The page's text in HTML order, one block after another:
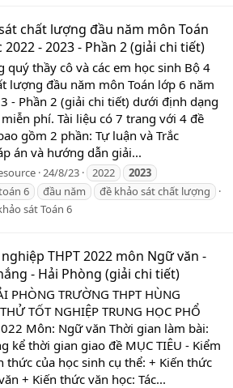
chất lượng đầu năm môn Toán
- 2023 - Phần 2 (giải chi tiết)
quý thầy cô và các em học sinh Bộ 4
lượng đầu năm môn Toán lớp 6 năm
- Phần 2 (giải chi tiết) dưới định dạng
phí. Tài liệu có 7 trang với 4 đề
gồm 2 phần: Tự luận và Trắc
án và hướng dẫn giải...
24/8/23 2022
2023
6 đầu năm
đề khảo sát chất lượng
sát Toán 6
THPT 2022 môn Ngữ văn -
- Hải Phòng (giải chi tiết)
PHÒNG TRƯỜNG THPT HÙNG
TỐT NGHIỆP TRUNG HỌC PHỔ
Môn: Ngữ văn Thời gian làm bài:
kể thời gian giao đề MỤC TIÊU - Kiểm
thức của học sinh cụ thể: + Kiến thức
+ Kiến thức văn học: Tác...